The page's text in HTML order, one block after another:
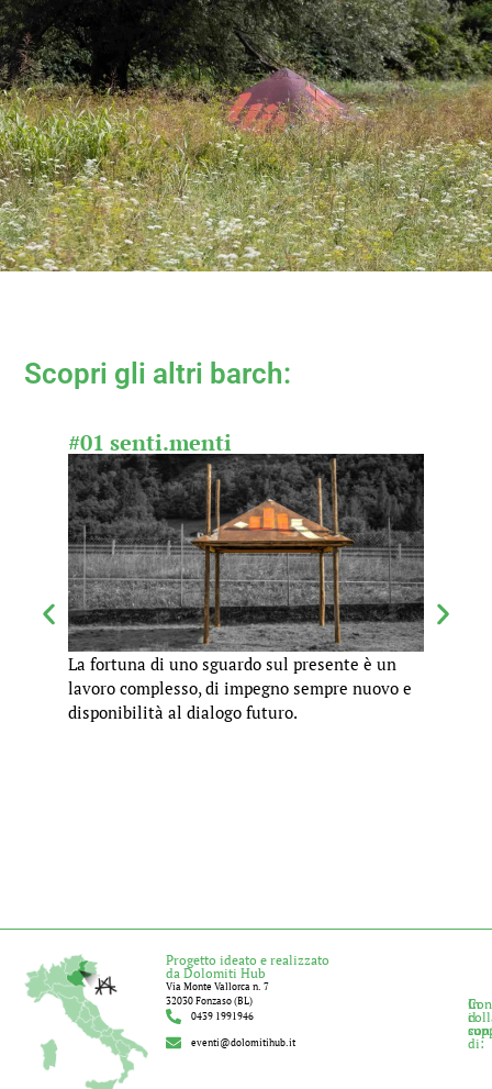
Scopri gli altri barch:
#01 senti.menti
La fortuna di uno sguardo sul presente è un
lavoro complesso, di impegno sempre nuovo e
disponibilità al dialogo futuro.
Progetto ideato e realizzato
da Dolomiti Hub
Via Monte Vallorca n. 7
32030 Fonzaso (BL)
0439 1991946
eventi@dolomitihub.it
In
Con
il
di: